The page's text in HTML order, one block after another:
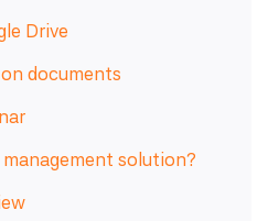
Drive
documents
solution?